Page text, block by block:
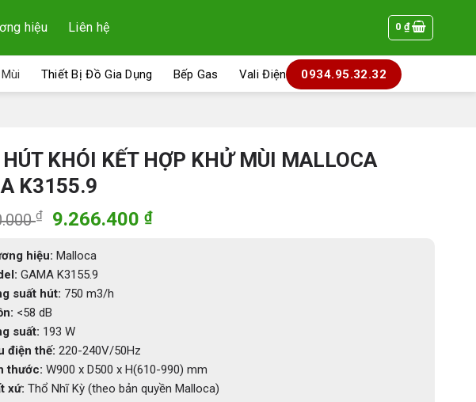
hiệu Liên hệ 0 ₫
Thiết Bị Đồ Gia Dụng Bếp Gas Vali Điện 0934.95.32.32
KHÓI KẾT HỢP KHỬ MÙI MALLOCA
K3155.9
₫
Giá
là:
12.870.000 ₫.
9.266.400 ₫Giá
hiệu: Malloca
GAMA K3155.9
suất hút: 750 m3/h
<58 dB
suất: 193 W
điện thế: 220-240V/50Hz
thước: W900 x D500 x H(610-990) mm
xứ: Thổ Nhĩ Kỳ (theo bản quyền Malloca)